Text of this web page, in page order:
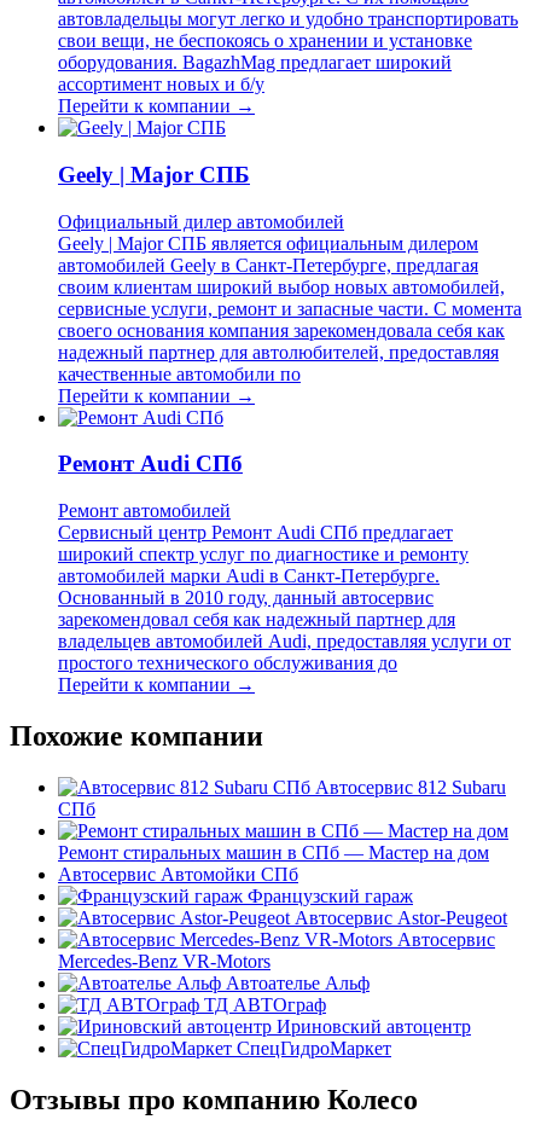
автовладельцы могут легко и удобно транспортировать
свои вещи, не беспокоясь о хранении и установке
оборудования. BagazhMag предлагает широкий
ассортимент новых и б/у
Перейти к компании →
Geely | Major СПБ
Официальный дилер автомобилей
Geely | Major СПБ является официальным дилером
автомобилей Geely в Санкт-Петербурге, предлагая
своим клиентам широкий выбор новых автомобилей,
сервисные услуги, ремонт и запасные части. С момента
своего основания компания зарекомендовала себя как
надежный партнер для автолюбителей, предоставляя
качественные автомобили по
Перейти к компании →
Ремонт Audi СПб
Ремонт автомобилей
Сервисный центр Ремонт Audi СПб предлагает
широкий спектр услуг по диагностике и ремонту
автомобилей марки Audi в Санкт-Петербурге.
Основанный в 2010 году, данный автосервис
зарекомендовал себя как надежный партнер для
владельцев автомобилей Audi, предоставляя услуги от
простого технического обслуживания до
Перейти к компании →
Похожие компании
Автосервис 812 Subaru
СПб
Ремонт стиральных машин в СПб — Мастер на дом
Автосервис Автомойки СПб
Французский гараж
Автосервис Astor-Peugeot
Автосервис
Mercedes-Benz VR-Motors
Автоателье Альф
ТД АВТОграф
Ириновский автоцентр
СпецГидроМаркет
Отзывы про компанию Колесо